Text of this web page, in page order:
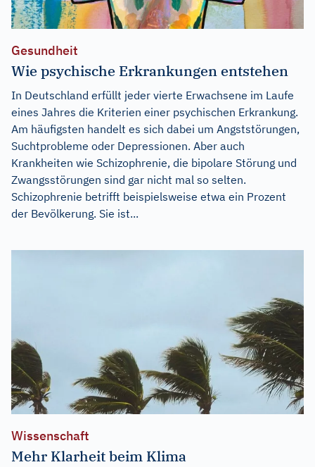
Gesundheit
Wie psychische Erkrankungen entstehen
In Deutschland erfüllt jeder vierte Erwachsene im Laufe
eines Jahres die Kriterien einer psychischen Erkrankung.
Am häufigsten handelt es sich dabei um Angststörungen,
Suchtprobleme oder Depressionen. Aber auch
Krankheiten wie Schizophrenie, die bipolare Störung und
Zwangsstörungen sind gar nicht mal so selten.
Schizophrenie betrifft beispielsweise etwa ein Prozent
der Bevölkerung. Sie ist...
Wissenschaft
Mehr Klarheit beim Klima